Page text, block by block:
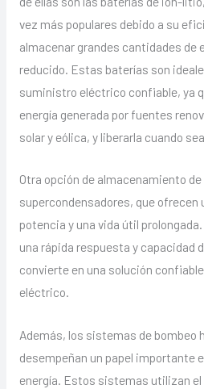
vez más populares debido a su
almacenar grandes cantidades de
reducido. Estas baterías son
suministro eléctrico confiable, ya
energía generada por fuentes
solar y eólica, y liberarla cuando
Otra opción de almacenamiento de
supercondensadores, que ofrecen
potencia y una vida útil
una rápida respuesta y capacidad
convierte en una solución
eléctrico.
Además, los sistemas de bombeo
desempeñan un papel importante
energía. Estos sistemas utilizan el